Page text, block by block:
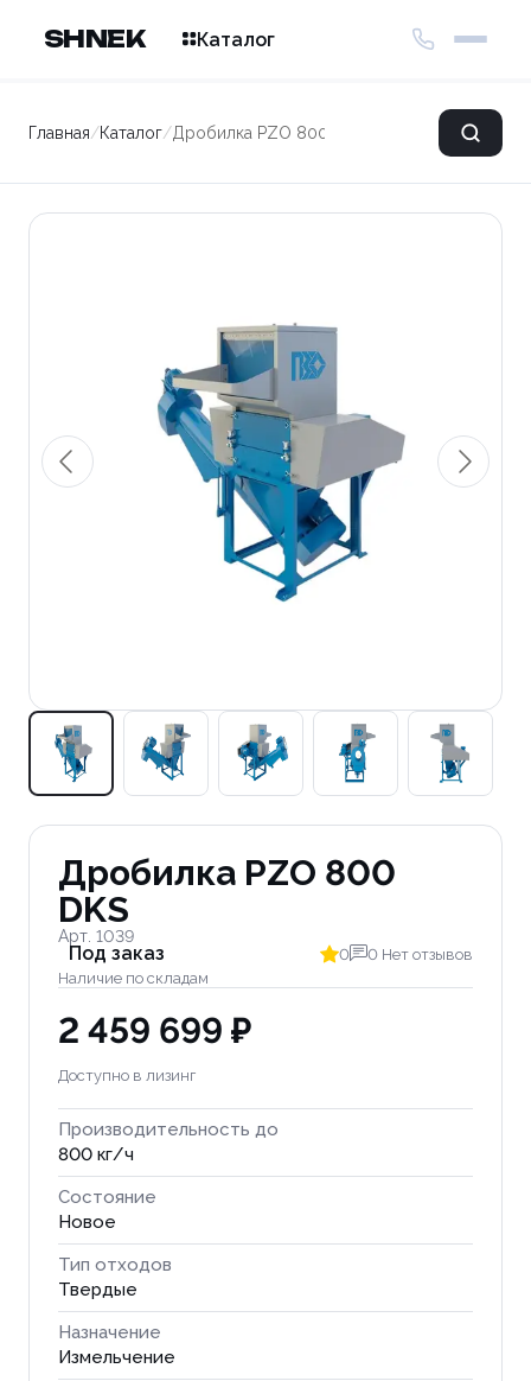
SHNEK Каталог
Главная/Каталог/Дробилка PZO 800 DKS
Дробилка PZO 800
DKS
Арт. 1039
Под заказ
Наличие по складам
0 0 Нет отзывов
2 459 699 ₽
Доступно в лизинг
Производительность до
800 кг/ч
Состояние
Новое
Тип отходов
Твердые
Назначение
Измельчение